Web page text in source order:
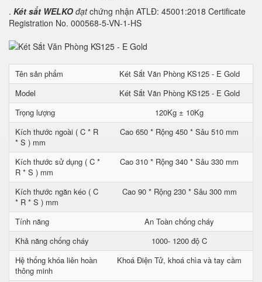
. Két sắt WELKO đạtchứng nhận ATLĐ: 45001:2018 Certificate
Registration No. 000568-5-VN-1-HS
Tên sản phẩm
Két Sắt Văn Phòng KS125 - E Gold
Model
Két Sắt Văn Phòng KS125 - E Gold
Trọng lượng
120Kg ± 10Kg
Kích thước ngoài ( C * R
* S ) mm
Cao 650 * Rộng 450 * Sâu 510 mm
Kích thước sử dụng ( C *
R * S ) mm
Cao 310 * Rộng 340 * Sâu 330 mm
Kích thước ngăn kéo ( C
* R * S ) mm
Cao 90 * Rộng 230 * Sâu 300 mm
Tính năng
An Toàn chống cháy
Khả năng chống cháy
1000- 1200 độ C
Hệ thống khóa liên hoàn
thông minh
Khoá Điện Tử, khoá chìa và tay cầm